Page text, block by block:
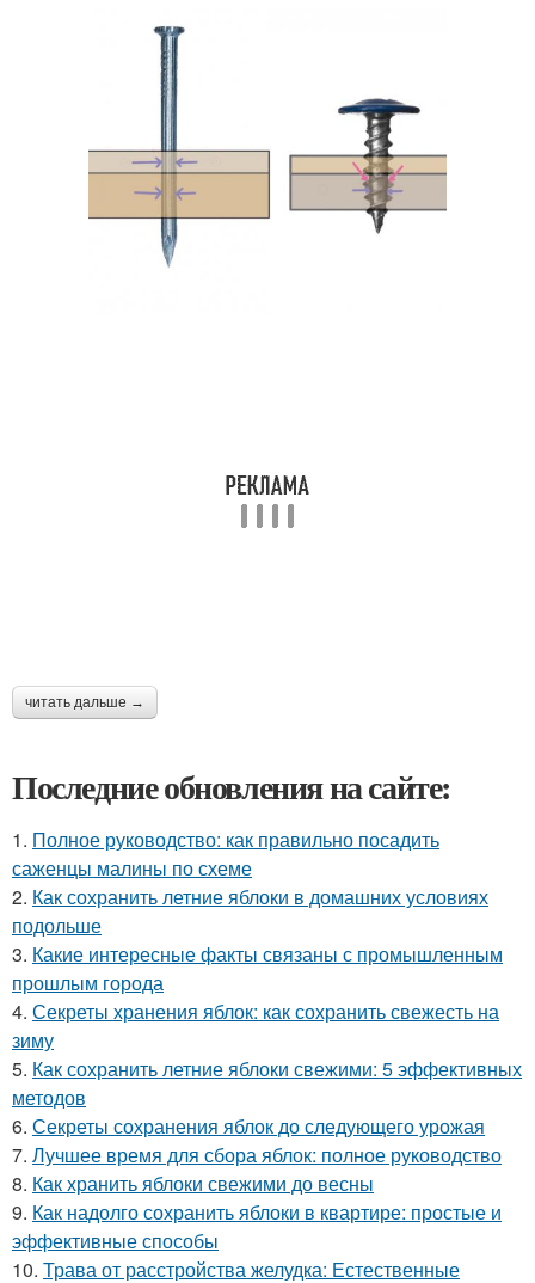
читать дальше →
Последние обновления на сайте:
1. Полное руководство: как правильно посадить
саженцы малины по схеме
2. Как сохранить летние яблоки в домашних условиях
подольше
3. Какие интересные факты связаны с промышленным
прошлым города
4. Секреты хранения яблок: как сохранить свежесть на
зиму
5. Как сохранить летние яблоки свежими: 5 эффективных
методов
6. Секреты сохранения яблок до следующего урожая
7. Лучшее время для сбора яблок: полное руководство
8. Как хранить яблоки свежими до весны
9. Как надолго сохранить яблоки в квартире: простые и
эффективные способы
10. Трава от расстройства желудка: Естественные